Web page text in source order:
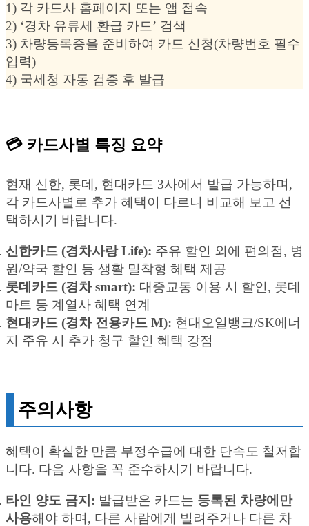
1) 각 카드사 홈페이지 또는 앱 접속
2) ‘경차 유류세 환급 카드’ 검색
3) 차량등록증을 준비하여 카드 신청(차량번호 필수
입력)
4) 국세청 자동 검증 후 발급
💳 카드사별 특징 요약
현재 신한, 롯데, 현대카드 3사에서 발급 가능하며,
각 카드사별로 추가 혜택이 다르니 비교해 보고 선
택하시기 바랍니다.
신한카드 (경차사랑 Life): 주유 할인 외에 편의점, 병
원/약국 할인 등 생활 밀착형 혜택 제공
롯데카드 (경차 smart): 대중교통 이용 시 할인, 롯데
마트 등 계열사 혜택 연계
현대카드 (경차 전용카드 M): 현대오일뱅크/SK에너
지 주유 시 추가 청구 할인 혜택 강점
주의사항
혜택이 확실한 만큼 부정수급에 대한 단속도 철저합
니다. 다음 사항을 꼭 준수하시기 바랍니다.
타인 양도 금지: 발급받은 카드는 등록된 차량에만
사용해야 하며, 다른 사람에게 빌려주거나 다른 차